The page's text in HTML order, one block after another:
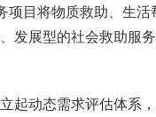
项目将物质救助、生
发展型的社会救助服
起动态需求评估体系